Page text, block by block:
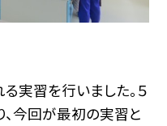
実習を行いました。５
今回が最初の実習と